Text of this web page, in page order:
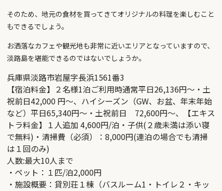
そのため、地元の食材を買ってきてオリジナルの料理を楽しむこと
もできるでしょう。
お洒落なカフェや観光地も非常に近いエリアとなっていますので、
淡路島を堪能できるのではないでしょうか。
兵庫県淡路市岩屋字長浜1561番3
【宿泊料金】２名様1泊ご利用時通常平日26,136円〜・土
祝前日42,000 円〜、ハイシーズン（GW、お盆、年末年始
など）平日65,340円〜・土祝前日 72,600円～、【エキス
トラ料金】１人追加 4,600円/泊・子供(２歳未満は添い寝
で無料)・清掃費（必須）：8,000円(連泊の場合でも清掃
は１回のみ)
人数:最大10人まで
・ペット：１匹/泊2,000円
・施設概要：貸別荘１棟（バスルーム1・トイレ２・キッ